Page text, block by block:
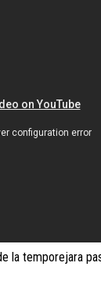
la temporejara